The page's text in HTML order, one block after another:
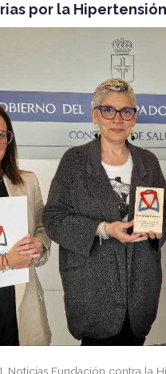
por la
Noticias Fundación contra la